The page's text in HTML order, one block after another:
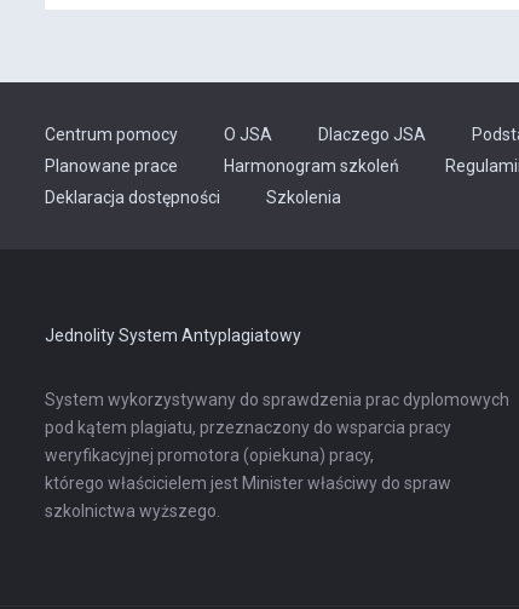
Centrum pomocy O JSA Dlaczego JSA
Planowane prace
Harmonogram szkoleń
Deklaracja dostępności
Szkolenia
Jednolity System Antyplagiatowy
System wykorzystywany do sprawdzenia prac dyplomowych
pod kątem plagiatu, przeznaczony do wsparcia pracy
weryfikacyjnej promotora (opiekuna) pracy,
którego właścicielem jest Minister właściwy do spraw
szkolnictwa wyższego.